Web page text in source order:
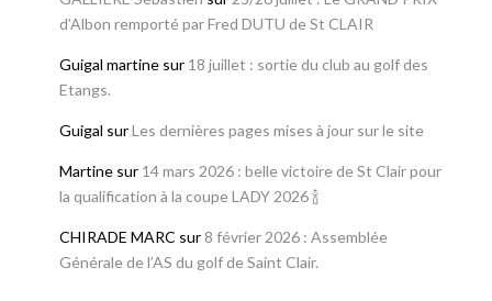
d’Albon remporté par Fred DUTU de St CLAIR
Guigal martinesur 18 juillet : sortie du club au golf des
Etangs.
Guigal surLes dernières pages mises à jour sur le site
Martinesur 14 mars 2026 : belle victoire de St Clair pour
la qualification à la coupe LADY 2026 🍾
CHIRADE MARC sur 8 février 2026 : Assemblée
Générale de l’AS du golf de Saint Clair.